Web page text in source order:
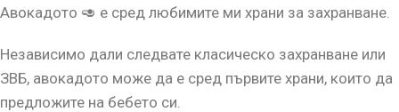
Авокадото 🥑 е сред любимите ми храни за захранване.
Независимо дали следвате класическо захранване или
ЗВБ, авокадото може да е сред първите храни, които да
предложите на бебето си.